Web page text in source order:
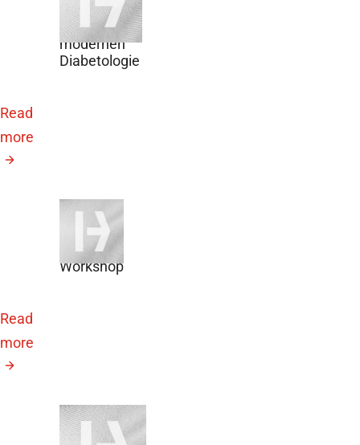
Meilensteine
der
modernen
Diabetologie
October
14, 2026
DZD
Workshop
Read
more
October 9,
2026
Read
more